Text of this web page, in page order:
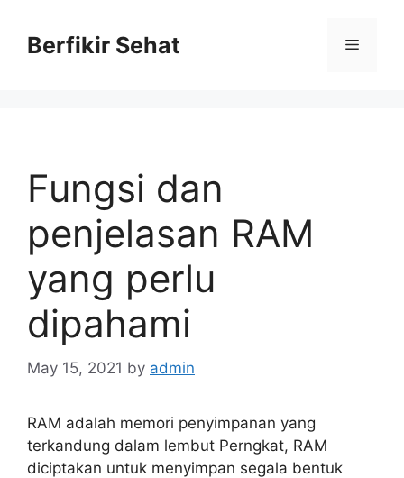
contentBerfikir Sehat Menu
Fungsi dan
penjelasan RAM
yang perlu
dipahami
May 15, 2021 by admin
RAM adalah memori penyimpanan yang
terkandung dalam lembut Perngkat, RAM
diciptakan untuk menyimpan segala bentuk